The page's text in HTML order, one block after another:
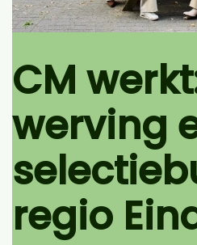
CM
werving
regio